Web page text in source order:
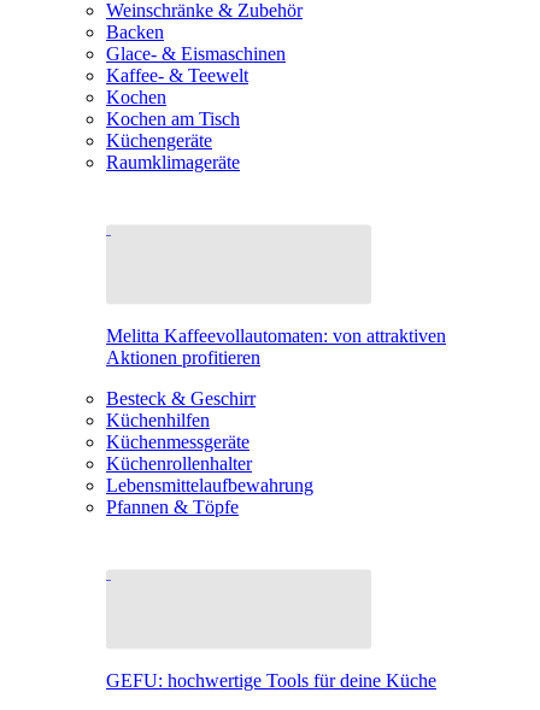
Weinschränke & Zubehör
Backen
Glace- & Eismaschinen
Kaffee- & Teewelt
Kochen
Kochen am Tisch
Küchengeräte
Raumklimageräte
Melitta Kaffeevollautomaten: von attraktiven
Aktionen profitieren
Besteck & Geschirr
Küchenhilfen
Küchenmessgeräte
Küchenrollenhalter
Lebensmittelaufbewahrung
Pfannen & Töpfe
GEFU: hochwertige Tools für deine Küche